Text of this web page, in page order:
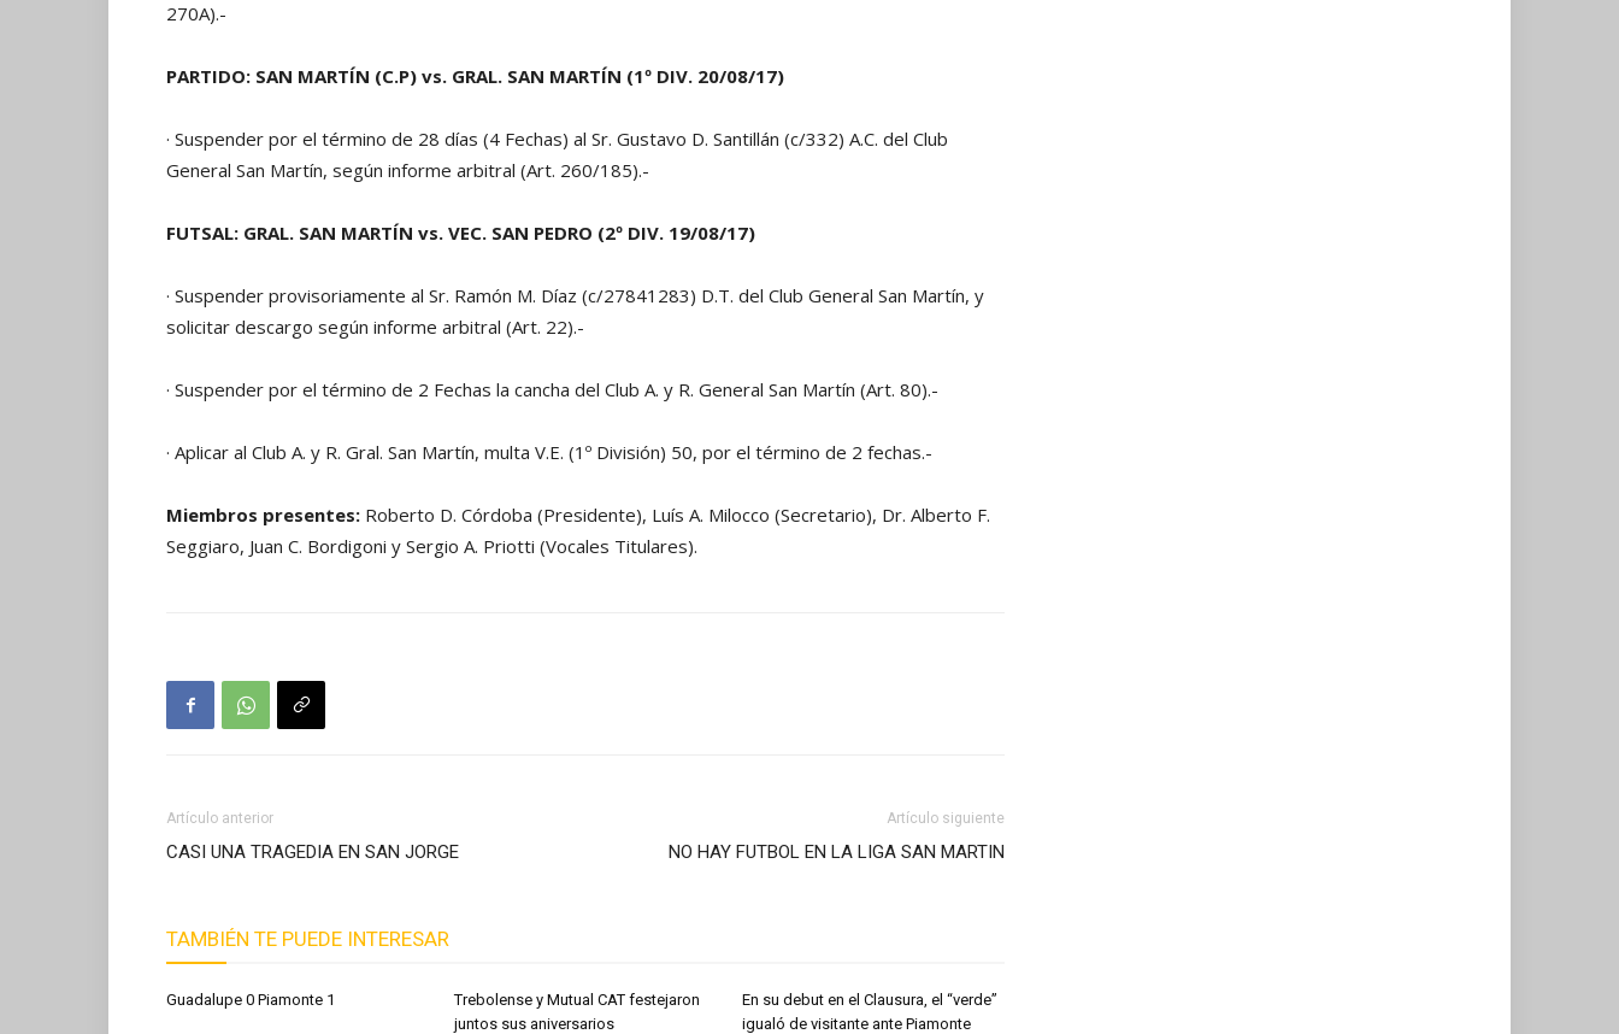
270A).-
PARTIDO: SAN MARTÍN (C.P) vs. GRAL. SAN MARTÍN (1º DIV. 20/08/17)
· Suspender por el término de 28 días (4 Fechas) al Sr. Gustavo D. Santillán (c/332) A.C. del Club
General San Martín, según informe arbitral (Art. 260/185).-
FUTSAL: GRAL. SAN MARTÍN vs. VEC. SAN PEDRO (2º DIV. 19/08/17)
· Suspender provisoriamente al Sr. Ramón M. Díaz (c/27841283) D.T. del Club General San Martín, y
solicitar descargo según informe arbitral (Art. 22).-
· Suspender por el término de 2 Fechas la cancha del Club A. y R. General San Martín (Art. 80).-
· Aplicar al Club A. y R. Gral. San Martín, multa V.E. (1º División) 50, por el término de 2 fechas.-
Miembros presentes: Roberto D. Córdoba (Presidente), Luís A. Milocco (Secretario), Dr. Alberto F.
Seggiaro, Juan C. Bordigoni y Sergio A. Priotti (Vocales Titulares).
Artículo anterior
CASI UNA TRAGEDIA EN SAN JORGE
Artículo siguiente
NO HAY FUTBOL EN LA LIGA SAN MARTIN
TAMBIÉN TE PUEDE INTERESAR
Guadalupe 0 Piamonte 1
Trebolense y Mutual CAT festejaron
juntos sus aniversarios
En su debut en el Clausura, el “verde”
igualó de visitante ante Piamonte